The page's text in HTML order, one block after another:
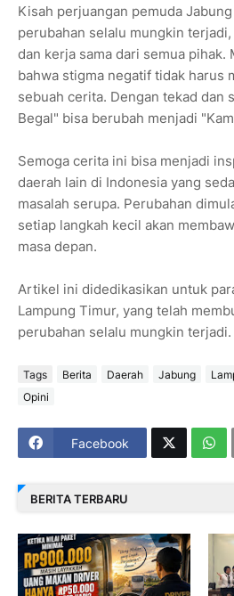
Kisah perjuangan pemuda
perubahan selalu mungkin terjadi,
dan kerja sama dari semua pihak.
bahwa stigma negatif tidak harus
sebuah cerita. Dengan tekad dan
Begal" bisa berubah menjadi
Semoga cerita ini bisa menjadi
daerah lain di Indonesia yang
masalah serupa. Perubahan
setiap langkah kecil akan
masa depan.
Artikel ini didedikasikan untuk
Lampung Timur, yang telah
perubahan selalu mungkin terjadi.
Tags Berita Daerah Jabung
Opini
Facebook
BERITA TERBARU